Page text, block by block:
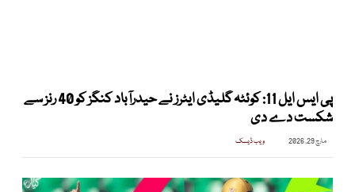
پی ایس ایل 11: کوئٹہ گلیڈی ایٹرز نے حیدرآباد کنگز کو 40 رنز سے
شکست دے دی
مارچ 29, 2026 ویب ڈیسک